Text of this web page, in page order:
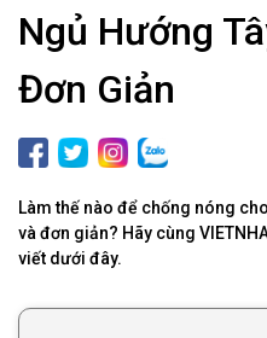
Ngủ Hướng
Đơn Giản
Làm thế nào để chống nóng
và đơn giản? Hãy cùng
viết dưới đây.